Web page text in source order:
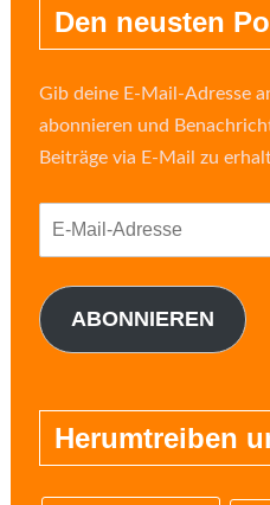
Den neusten
Gib deine E-Mail-Adresse
abonnieren und
Beiträge via E-Mail zu
ABONNIEREN
Herumtreiben